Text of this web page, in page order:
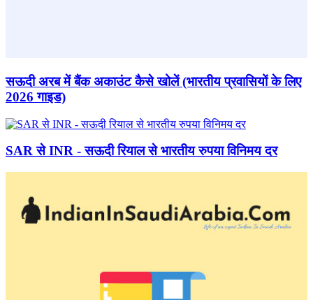
सऊदी अरब में बैंक अकाउंट कैसे खोलें (भारतीय प्रवासियों के लिए
2026 गाइड)
SAR से INR - सऊदी रियाल से भारतीय रुपया विनिमय दर